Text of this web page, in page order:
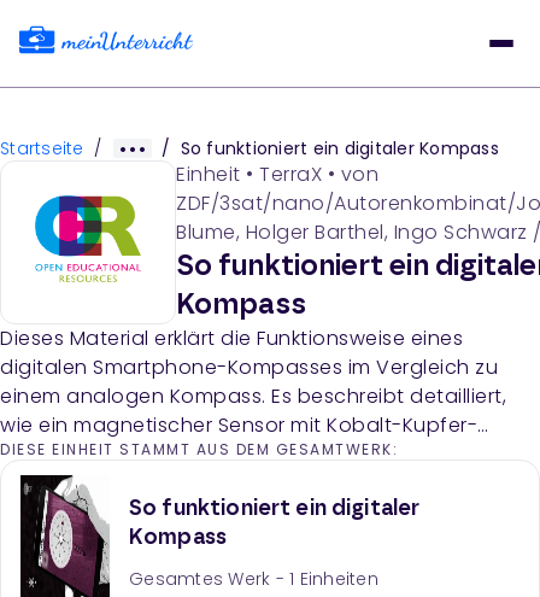
Startseite / / So funktioniert ein digitaler Kompass
Einheit • TerraX • von
ZDF/3sat/nano/Autorenkombinat/
Blume, Holger Barthel, Ingo Schwarz
Balzien /Maximilian Heß
So funktioniert ein
Kompass
Dieses Material erklärt die Funktionsweise eines
digitalen Smartphone-Kompasses im Vergleich zu
einem analogen Kompass. Es beschreibt detailliert,
wie ein magnetischer Sensor mit Kobalt-Kupfer-
Schichten das Magnetfeld der Erde erfasst und die
Richtung bestimmt.
DIESE EINHEIT STAMMT AUS DEM GESAMTWERK:
So funktioniert ein digitaler
Kompass
Gesamtes Werk - 1 Einheiten